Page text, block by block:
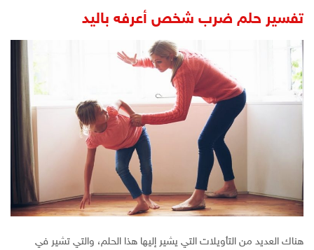
تفسير حلم ضرب شخص أعرفه باليد
هناك العديد من التأويلات التي يشير إليها هذا الحلم، والتي تشير في